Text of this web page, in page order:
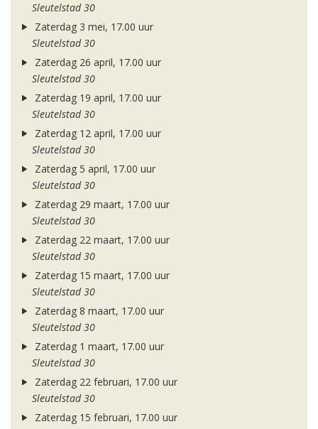
Sleutelstad 30
Zaterdag 3 mei, 17.00 uur
Sleutelstad 30
Zaterdag 26 april, 17.00 uur
Sleutelstad 30
Zaterdag 19 april, 17.00 uur
Sleutelstad 30
Zaterdag 12 april, 17.00 uur
Sleutelstad 30
Zaterdag 5 april, 17.00 uur
Sleutelstad 30
Zaterdag 29 maart, 17.00 uur
Sleutelstad 30
Zaterdag 22 maart, 17.00 uur
Sleutelstad 30
Zaterdag 15 maart, 17.00 uur
Sleutelstad 30
Zaterdag 8 maart, 17.00 uur
Sleutelstad 30
Zaterdag 1 maart, 17.00 uur
Sleutelstad 30
Zaterdag 22 februari, 17.00 uur
Sleutelstad 30
Zaterdag 15 februari, 17.00 uur